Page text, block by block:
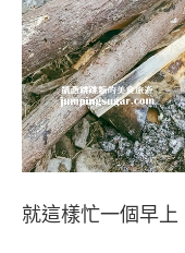
就這樣忙一個早